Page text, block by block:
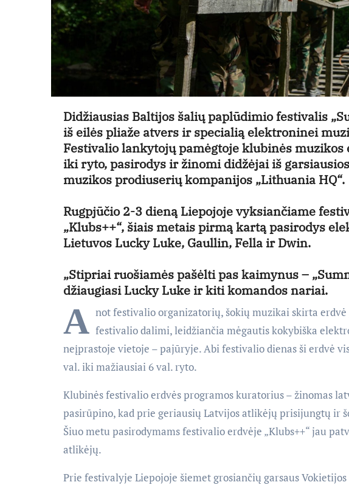
Didžiausias Baltijos šalių paplūdimio festivalis
iš eilės pliaže atvers ir specialią elektroninei
Festivalio lankytojų pamėgtoje klubinės
iki ryto, pasirodys ir žinomi didžėjai iš
muzikos prodiuserių kompanijos „Lithuania HQ“.
Rugpjūčio 2-3 dieną Liepojoje vyksiančiame
„Klubs++“, šiais metais pirmą kartą pasirodys
Lietuvos Lucky Luke, Gaullin, Fella ir Dwin.
„Stipriai ruošiamės pašėlti pas kaimynus –
džiaugiasi Lucky Luke ir kiti komandos nariai.
A not festivalio organizatorių, šokių muzikai skirta erdvė
festivalio dalimi, leidžiančia mėgautis kokybiška
neįprastoje vietoje – pajūryje. Abi festivalio dienas ši erdvė
val. iki mažiausiai 6 val. ryto.
Klubinės festivalio erdvės programos kuratorius – žinomas
pasirūpino, kad prie geriausių Latvijos atlikėjų prisijungtų ir
Šiuo metu pasirodymams festivalio erdvėje „Klubs++“ jau
atlikėjų.
Prie festivalyje Liepojoje šiemet grosiančių garsaus